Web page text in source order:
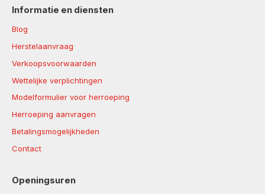
Informatie en diensten
Blog
Herstelaanvraag
Verkoopsvoorwaarden
Wettelijke verplichtingen
Modelformulier voor herroeping
Herroeping aanvragen
Betalingsmogelijkheden
Contact
Openingsuren